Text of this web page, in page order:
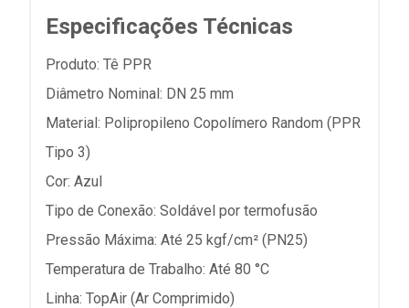
Especificações Técnicas
Produto: Tê PPR
Diâmetro Nominal: DN 25 mm
Material: Polipropileno Copolímero Random (PPR
Tipo 3)
Cor: Azul
Tipo de Conexão: Soldável por termofusão
Pressão Máxima: Até 25 kgf/cm² (PN25)
Temperatura de Trabalho: Até 80 °C
Linha: TopAir (Ar Comprimido)